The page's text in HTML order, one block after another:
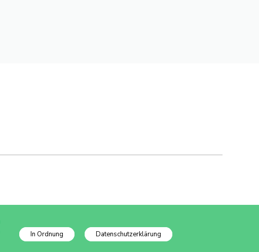
In Ordnung
Datenschutzerklärung